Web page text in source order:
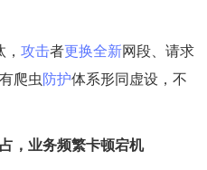
攻击者更换全新网段、请求
爬虫防护体系形同虚设，不
，业务频繁卡顿宕机